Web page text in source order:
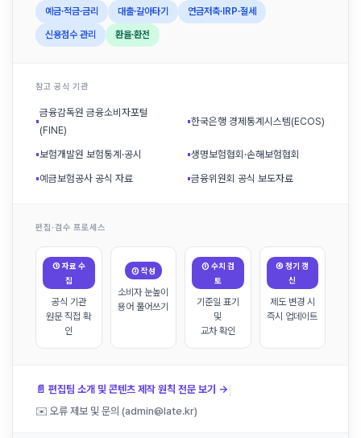
예금·적금·금리 대출·갈아타기 연금저축·IRP·절세
신용점수 관리 환율·환전
참고 공식 기관
▪
금융감독원 금융소비자포털
(FINE)
▪한국은행 경제통계시스템(ECOS)
▪보험개발원 보험통계·공시 ▪생명보험협회·손해보험협회
▪예금보험공사 공식 자료 ▪금융위원회 공식 보도자료
편집·검수 프로세스
① 자료 수
집
공식 기관
원문 직접 확
인
② 작성
소비자 눈높이
용어 풀어쓰기
③ 수치 검
토
기준일 표기
및
교차 확인
④ 정기 갱
신
제도 변경 시
즉시 업데이트
📄 편집팀 소개 및 콘텐츠 제작 원칙 전문 보기 → |
✉️ 오류 제보 및 문의 (admin@late.kr)